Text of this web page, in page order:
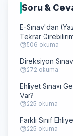
Soru &
E-Sınav'dan
Tekrar
506 okuma
Direksiyon
272 okuma
Ehliyet Sınavı
Var?
225 okuma
Farklı Sınıf
225 okuma